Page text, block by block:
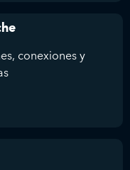
conexiones y